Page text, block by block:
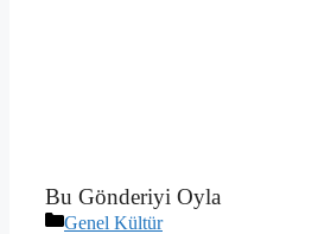
Bu Gönderiyi Oyla
Kategoriler
Genel Kültür